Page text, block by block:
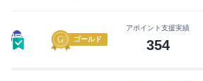
塚 ゴールド
アポイント支援実績
354